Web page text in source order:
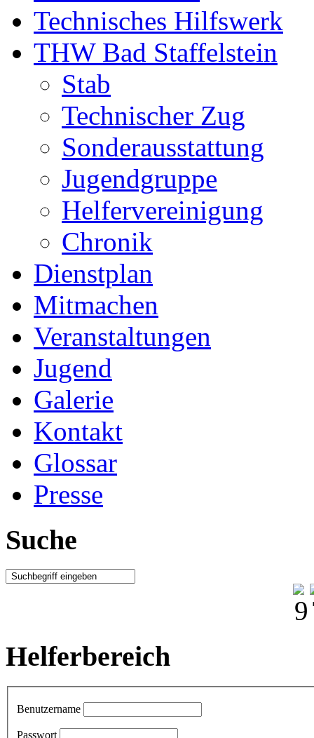
Technisches Hilfswerk
THW Bad Staffelstein
Stab
Technischer Zug
Sonderausstattung
Jugendgruppe
Helfervereinigung
Chronik
Dienstplan
Mitmachen
Veranstaltungen
Jugend
Galerie
Kontakt
Glossar
Presse
Suche
Helferbereich
Benutzername
Passwort